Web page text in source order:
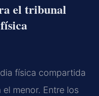
el tribunal
física compartida
menor. Entre los